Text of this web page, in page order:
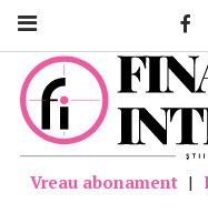
Vreau abonament |